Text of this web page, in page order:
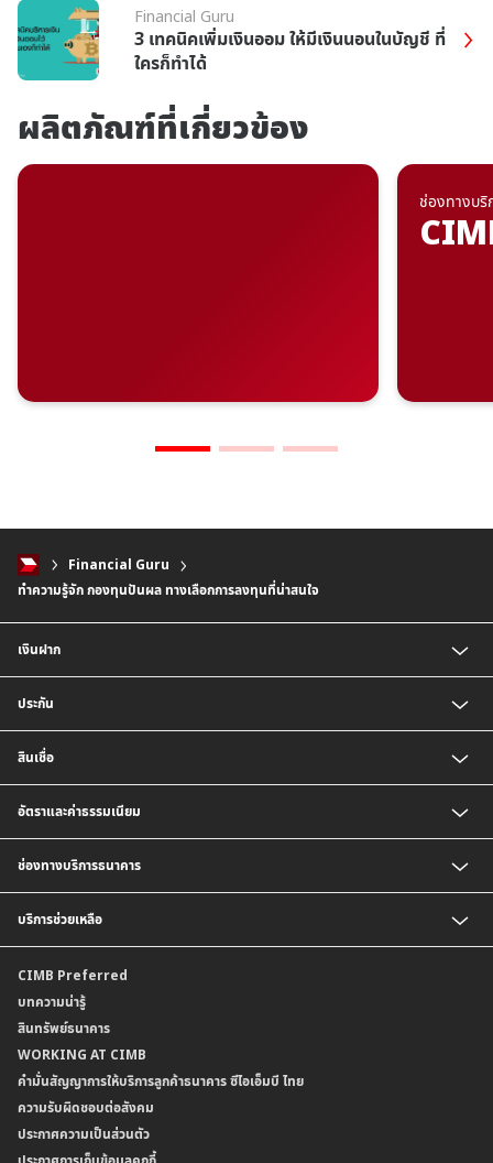
Financial Guru
3 เทคนิคเพิ่มเงินออม ให้มีเงินนอนในบัญชี ที่
ใครก็ทำได้
ผลิตภัณฑ์ที่เกี่ยวข้อง
ช่องทางบริ
Financial Guru
ทำความรู้จัก กองทุนปันผล ทางเลือกการลงทุนที่น่าสนใจ
เงินฝาก
บัญชีเงินฝากประจำ
บัญชีเงินฝากกระแสรายวัน
บัญชีเงินฝากเงินตราต่างประเทศ
ตารางเปรียบเทียบผลิตภัณฑ์
ประกัน
ประกันวินาศภัย
สินเชื่อ
สินเชื่อบ้าน
สินเชื่อบ้านแลกเงินและสินเชื่ออเนกประสงค์
อัตราและค่าธรรมเนียม
อัตราดอกเบี้ยเงินฝาก
อัตราดอกเบี้ยเงินฝากลูกค้าสถาบัน
อัตราดอกเบี้ยบัญชีเงินฝากเงินตราต่างประเทศ
อัตราดอกเบี้ยเงินกู้
กำหนดระยะเวลาการขายหรือฝากเงินได้ที่เป็นเงินตราต่างประเทศ
ค่าธรรมเนียม
อัตราค่าธรรมเนียมการฝากถอนบัญชีเงินฝากเงินตราต่างประเทศ
ข้อกำหนดบัญชีเงินฝาก
เงื่อนไขและค่าธรรมเนียมที่เกี่ยวกับการให้บริการบัญชีเงินฝากเงินตราต่างประเทศ
บริการฝากเงินเข้าบัญชีธนาคาร ซีไอเอ็มบี ไทย ที่ตู้บุญเติม
ช่องทางบริการธนาคาร
CIMB THAI Connect
บริการแจ้งเตือนผ่าน SMS
พร้อมเพย์
บริการเปิดบัญชีด้วยการยืนยันตัวตนรูปแบบดิจิทัล (NDID)
การขอและรับส่งข้อมูลรายการเคลื่อนไหวบัญชีเงินฝาก ในรูปแบบข้อมูลดิจิทัลระหว่าง
ธนาคาร (dStatement)
บริการยืนยันตัวตนรูปแบบดิจิทัล (NDID) เพื่อทำธรุกรรมออนไลน์กับกรมสรรพากร
บริการช่วยเหลือ
สาขาธนาคาร
ข้อมูลคุณภาพการให้บริการ
คำมั่นสัญญาการให้บริการลูกค้าธนาคาร ซีไอเอ็มบี ไทย
Form Download Center
CIMB Preferred
บทความน่ารู้
สินทรัพย์ธนาคาร
WORKING AT CIMB
คำมั่นสัญญาการให้บริการลูกค้าธนาคาร ซีไอเอ็มบี ไทย
ความรับผิดชอบต่อสังคม
ประกาศความเป็นส่วนตัว